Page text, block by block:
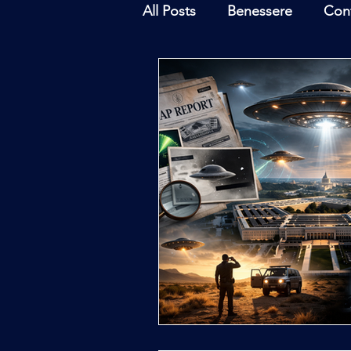
All Posts Benessere
Ambiente Inchieste -
Archeoastronomia